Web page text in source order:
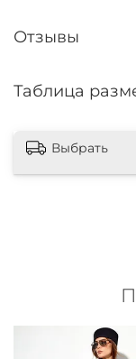
Отзывы
Таблица
Выбрать